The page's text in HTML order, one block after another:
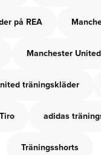
på REA
Manchester
träningskläder
adidas
Träningsshorts